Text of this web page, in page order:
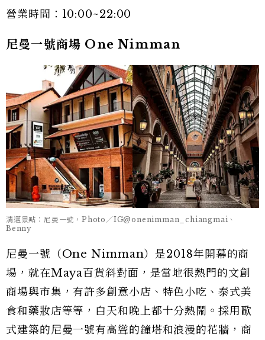
營業時間：10:00~22:00
尼曼一號商場 One Nimman
清邁景點：尼曼一號，Photo／IG@onenimman_chiangmai、
Benny
尼曼一號（One Nimman）是2018年開幕的商
場，就在Maya百貨斜對面，是當地很熱門的文創
商場與市集，有許多創意小店、特色小吃、泰式美
食和藥妝店等等，白天和晚上都十分熱鬧。採用歐
式建築的尼曼一號有高聳的鐘塔和浪漫的花牆，商